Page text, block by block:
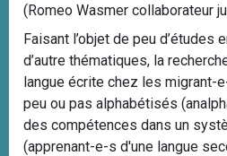
(Romeo Wasmer collaborateur
Faisant l’objet de peu d’études
d’autre thématiques, la
langue écrite chez les migrant-
peu ou pas alphabétisés
des compétences dans un
(apprenant-e-s d'une langue